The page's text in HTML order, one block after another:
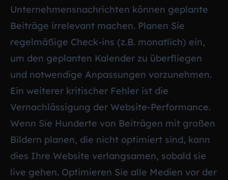
Unternehmensnachrichten können geplante
Beiträge irrelevant machen. Planen Sie
regelmäßige Check-ins (z.B. monatlich) ein,
um den geplanten Kalender zu überfliegen
und notwendige Anpassungen vorzunehmen.
Ein weiterer kritischer Fehler ist die
Vernachlässigung der Website-Performance.
Wenn Sie Hunderte von Beiträgen mit großen
Bildern planen, die nicht optimiert sind, kann
dies Ihre Website verlangsamen, sobald sie
live gehen. Optimieren Sie alle Medien vor der